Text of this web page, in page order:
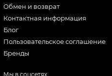
Обмен и возврат
Контактная информация
Блог
Пользовательское соглашение
Бренды
Мы в соцсетях